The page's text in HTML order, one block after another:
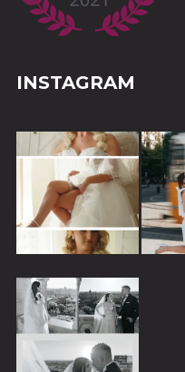
INSTAGRAM